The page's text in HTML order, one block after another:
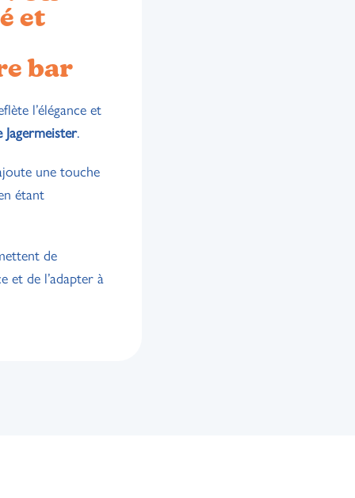
et
bar
l’élégance et
Jagermeister.
une touche
étant
de
et de l’adapter à